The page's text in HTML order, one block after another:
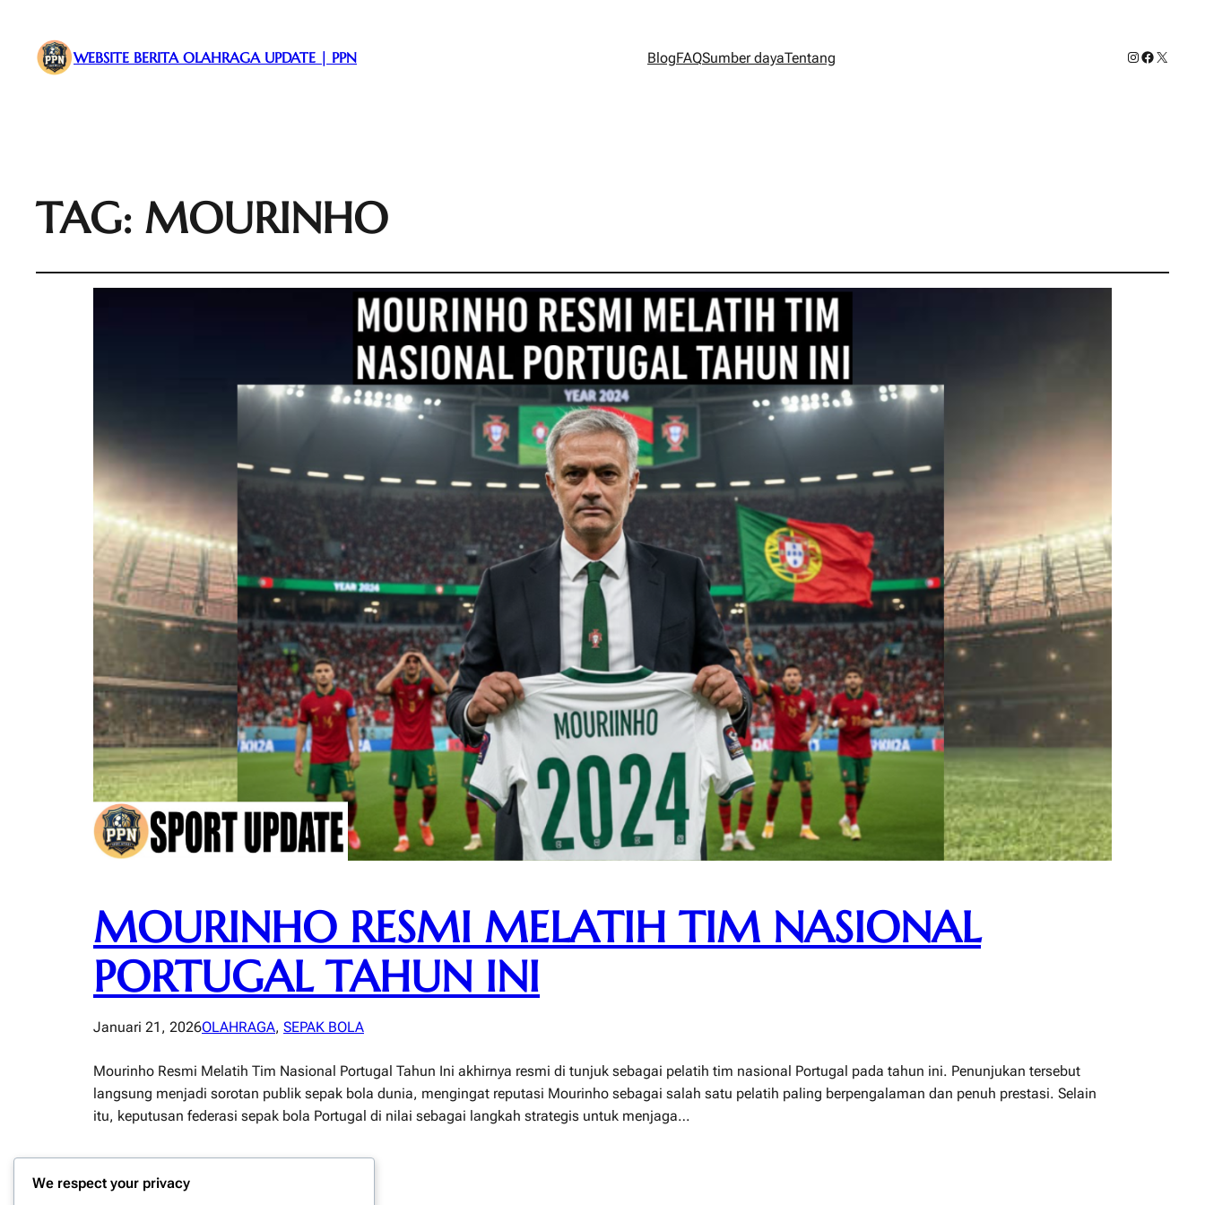
WEBSITE BERITA OLAHRAGA UPDATE | PPN BlogFAQSumber dayaTentang Instagram
Facebook
X
TAG: MOURINHO
MOURINHO RESMI MELATIH TIM NASIONAL
PORTUGAL TAHUN INI
Januari 21, 2026OLAHRAGA, SEPAK BOLA
Mourinho Resmi Melatih Tim Nasional Portugal Tahun Ini akhirnya resmi di tunjuk sebagai pelatih tim nasional Portugal pada tahun ini. Penunjukan tersebut
langsung menjadi sorotan publik sepak bola dunia, mengingat reputasi Mourinho sebagai salah satu pelatih paling berpengalaman dan penuh prestasi. Selain
itu, keputusan federasi sepak bola Portugal di nilai sebagai langkah strategis untuk menjaga…
We respect your privacy